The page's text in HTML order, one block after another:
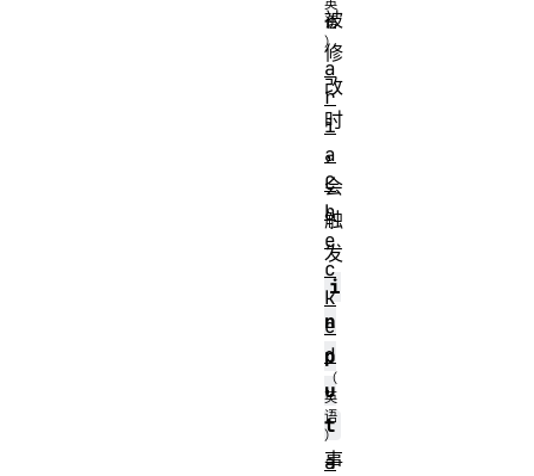
被
修
改
时
，
会
触
发
i
n
p
u
t
事
a
r
i
a
C
h
e
c
k
e
d
a